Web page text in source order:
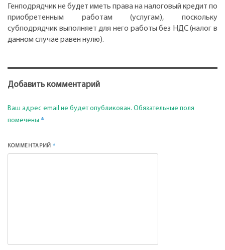
Генподрядчик не будет иметь права на налоговый кредит по
приобретенным работам (услугам), поскольку
субподрядчик выполняет для него работы без НДС (налог в
данном случае равен нулю).
Добавить комментарий
Ваш адрес email не будет опубликован. Обязательные поля
помечены *
КОММЕНТАРИЙ*